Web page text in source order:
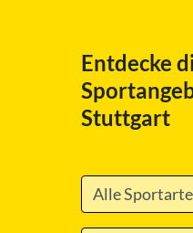
Entdecke
Stuttgart
Alle